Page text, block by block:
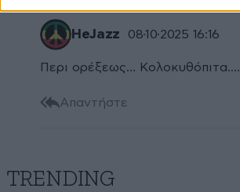
HeJazz 08·10·2025 16:16
Περι ορέξεως... Κολοκυθόπιτα....
Απαντήστε
TRENDING